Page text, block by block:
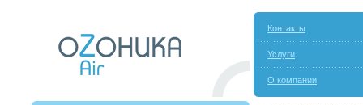
Контакты
Услуги
О компании